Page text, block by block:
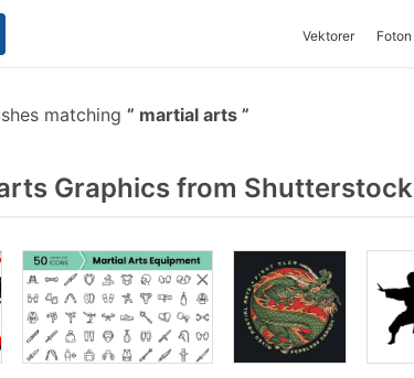
Vektorer Foton
matching martial arts
Graphics from Shutterstock